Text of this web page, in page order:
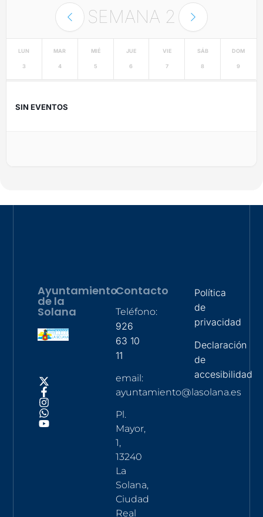
SEMANA 2
LUN
3
MAR
4
MIÉ
5
JUE
6
VIE
7
SÁB
8
DOM
9
SIN EVENTOS
Ayuntamiento
de la
Solana
Contacto
Teléfono:
926
63 10
11
email:
ayuntamiento@lasolana.es
Pl.
Mayor,
1,
13240
La
Solana,
Ciudad
Real
Política
de
privacidad
Declaración
de
accesibilidad